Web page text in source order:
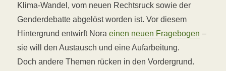
Klima-Wandel, vom neuen Rechtsruck sowie der
Genderdebatte abgelöst worden ist. Vor diesem
Hintergrund entwirft Noraeinen neuen Fragebogen –
sie will den Austausch und eine Aufarbeitung.
Doch andere Themen rücken in den Vordergrund.